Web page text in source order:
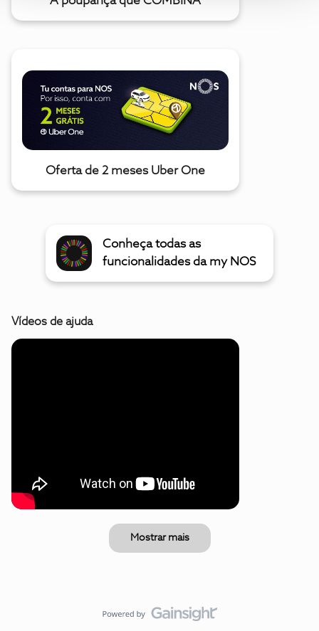
Oferta de 2 meses Uber One
Conheça todas as
funcionalidades da my NOS
Vídeos de ajuda
Mostrar mais